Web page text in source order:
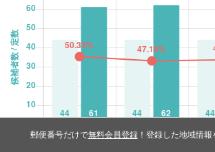
郵便番号だけで無料会員登録！登録した地域情報